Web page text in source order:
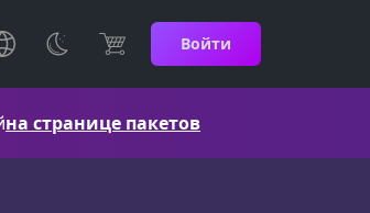
Войти
на странице пакетов